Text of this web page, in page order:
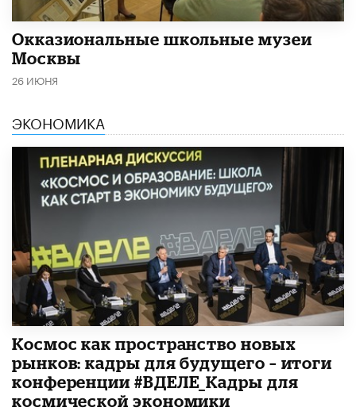
​Окказиональные школьные музеи
Москвы
26 ИЮНЯ
ЭКОНОМИКА
Космос как пространство новых
рынков: кадры для будущего – итоги
конференции #ВДЕЛЕ_Кадры для
космической экономики